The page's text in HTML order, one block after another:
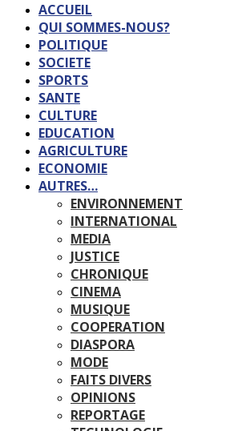
ACCUEIL
QUI SOMMES-NOUS?
POLITIQUE
SOCIETE
SPORTS
SANTE
CULTURE
EDUCATION
AGRICULTURE
ECONOMIE
AUTRES…
ENVIRONNEMENT
INTERNATIONAL
MEDIA
JUSTICE
CHRONIQUE
CINEMA
MUSIQUE
COOPERATION
DIASPORA
MODE
FAITS DIVERS
OPINIONS
REPORTAGE